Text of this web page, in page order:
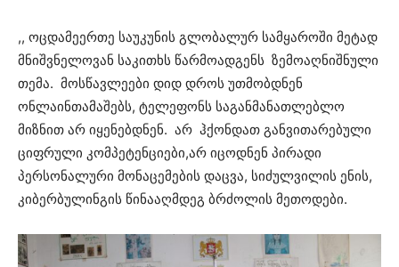
,, ოცდამეერთე საუკუნის გლობალურ სამყაროში მეტად
მნიშვნელოვან საკითხს წარმოადგენს ზემოაღნიშნული
თემა. მოსწავლეები დიდ დროს უთმობდნენ
ონლაინთამაშებს, ტელეფონს საგანმანათლებლო
მიზნით არ იყენებდნენ. არ ჰქონდათ განვითარებული
ციფრული კომპეტენციები,არ იცოდნენ პირადი
პერსონალური მონაცემების დაცვა, სიძულვილის ენის,
კიბერბულინგის წინააღმდეგ ბრძოლის მეთოდები.